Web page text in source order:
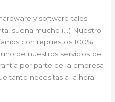
y software tales
suena mucho (…) Nuestro
con repuestos 100%
de nuestros servicios de
por parte de la empresa
tanto necesitas a la hora